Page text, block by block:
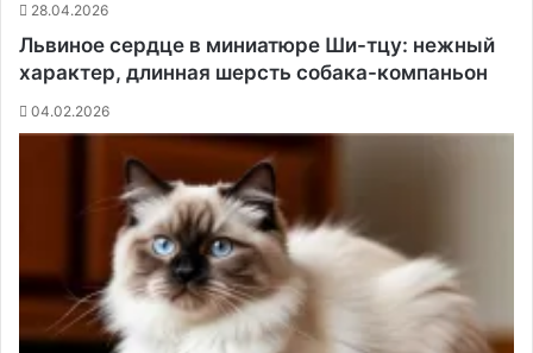
28.04.2026
Львиное сердце в миниатюре Ши-тцу: нежный
характер, длинная шерсть собака-компаньон
04.02.2026